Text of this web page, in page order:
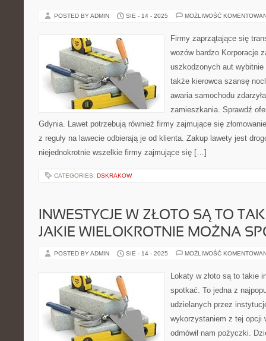
POSTED BY ADMIN SIE - 14 - 2025 MOŻLIWOŚĆ
Firmy zaprzątające się
wozów bardzo Korporacje
uszkodzonych aut
także kierowca szansę
awaria samochodu
zamieszkania. Sprawdź
Gdynia. Lawet potrzebują również firmy zajmujące się
z reguły na lawecie odbierają je od klienta. Zakup lawety jest
niejednokrotnie wszelkie firmy zajmujące się […]
CATEGORIES: DSKRAKOW
INWESTYCJE W ZŁOTO SĄ TO
JAKIE WIELOKROTNIE MOŻNA
POSTED BY ADMIN SIE - 14 - 2025 MOŻLIWOŚĆ
Lokaty w złoto są to takie
spotkać. To jedna z
udzielanych przez
wykorzystaniem z tej opcji
odmówił nam pożyczki.